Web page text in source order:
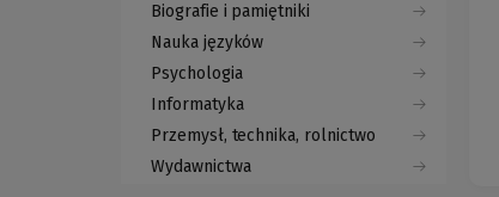
Biografie i pamiętniki
Nauka języków
Psychologia
Informatyka
Przemysł, technika, rolnictwo
Wydawnictwa